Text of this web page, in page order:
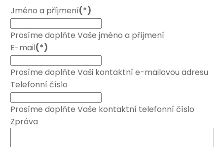
Jméno a příjmení(*)
Prosíme doplňte Vaše jméno a příjmení
E-mail(*)
Prosíme doplňte Vaši kontaktní e-mailovou adresu
Telefonní číslo
Prosíme doplňte Vaše kontaktní telefonní číslo
Zpráva